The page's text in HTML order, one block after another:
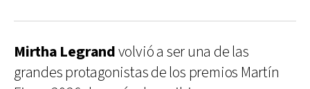
Mirtha Legrandvolvió a ser una de las
grandes protagonistas de los premios Martín